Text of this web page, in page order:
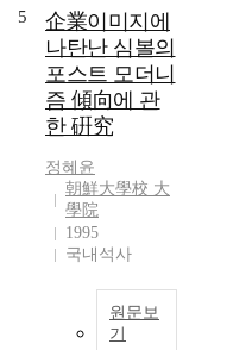
5
企業이미지에
나탄난 심볼의
포스트 모더니
즘 傾向에 관
한 硏究
정혜윤
朝鮮大學校 大
學院
1995
국내석사
원문보
기